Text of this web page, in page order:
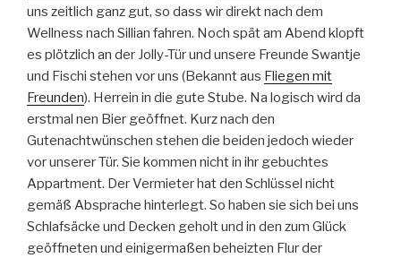
uns zeitlich ganz gut, so dass wir direkt nach dem
Wellness nach Sillian fahren. Noch spät am Abend klopft
es plötzlich an der Jolly-Tür und unsere Freunde Swantje
und Fischi stehen vor uns (Bekannt aus Fliegen mit
Freunden). Herrein in die gute Stube. Na logisch wird da
erstmal nen Bier geöffnet. Kurz nach den
Gutenachtwünschen stehen die beiden jedoch wieder
vor unserer Tür. Sie kommen nicht in ihr gebuchtes
Appartment. Der Vermieter hat den Schlüssel nicht
gemäß Absprache hinterlegt. So haben sie sich bei uns
Schlafsäcke und Decken geholt und in den zum Glück
geöffneten und einigermaßen beheizten Flur der